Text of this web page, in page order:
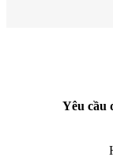
Yêu cầu